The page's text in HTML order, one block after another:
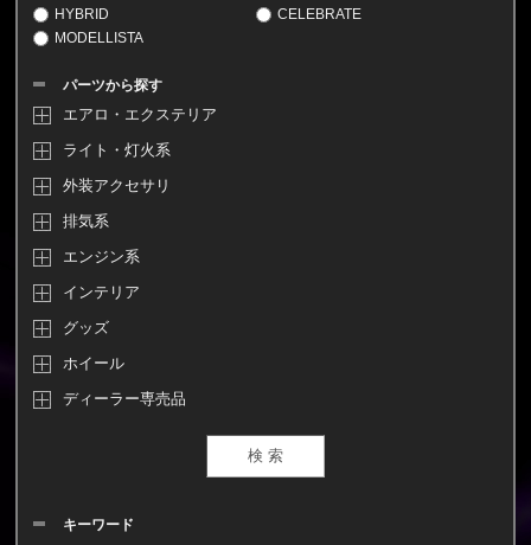
HYBRID
CELEBRATE
MODELLISTA
パーツから探す
エアロ・エクステリア
ライト・灯火系
外装アクセサリ
排気系
エンジン系
インテリア
グッズ
ホイール
ディーラー専売品
キーワード